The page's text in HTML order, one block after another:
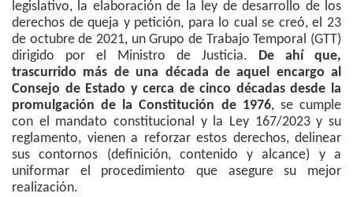
legislativo, la elaboración de la ley de desarrollo de los
derechos de queja y petición, para lo cual se creó, el 23
de octubre de 2021, un Grupo de Trabajo Temporal (GTT)
dirigido por el Ministro de Justicia. De ahí que,
trascurrido más de una década de aquel encargo al
Consejo de Estado y cerca de cinco décadas desde la
promulgación de la Constitución de 1976, se cumple
con el mandato constitucional y la Ley 167/2023 y su
reglamento, vienen a reforzar estos derechos, delinear
sus contornos (definición, contenido y alcance) y a
uniformar el procedimiento que asegure su mejor
realización.